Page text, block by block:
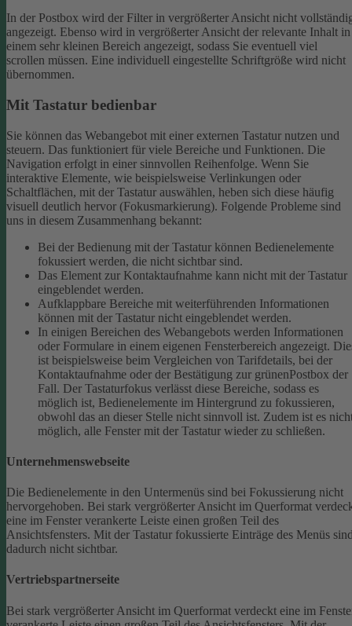
In der Postbox wird der Filter in vergrößerter Ansicht nicht
angezeigt. Ebenso wird in vergrößerter Ansicht der relevante Inhalt in
einem sehr kleinen Bereich angezeigt, sodass Sie eventuell viel
scrollen müssen. Eine individuell eingestellte Schriftgröße wird nicht
übernommen.
Mit Tastatur bedienbar
Sie können das Webangebot mit einer externen Tastatur nutzen und
steuern. Das funktioniert für viele Bereiche und Funktionen. Die
Navigation erfolgt in einer sinnvollen Reihenfolge. Wenn Sie
interaktive Elemente, wie beispielsweise Verlinkungen oder
Schaltflächen, mit der Tastatur auswählen, heben sich diese häufig
visuell deutlich hervor (Fokusmarkierung). Folgende Probleme sind
uns in diesem Zusammenhang bekannt:
Bei der Bedienung mit der Tastatur können Bedienelemente
fokussiert werden, die nicht sichtbar sind.
Das Element zur Kontaktaufnahme kann nicht mit der Tastatur
eingeblendet werden.
Aufklappbare Bereiche mit weiterführenden Informationen
können mit der Tastatur nicht eingeblendet werden.
In einigen Bereichen des Webangebots werden Informationen
oder Formulare in einem eigenen Fensterbereich angezeigt.
ist beispielsweise beim Vergleichen von Tarifdetails, bei der
Kontaktaufnahme oder der Bestätigung zur grünenPostbox der
Fall. Der Tastaturfokus verlässt diese Bereiche, sodass es
möglich ist, Bedienelemente im Hintergrund zu fokussieren,
obwohl das an dieser Stelle nicht sinnvoll ist. Zudem ist es
möglich, alle Fenster mit der Tastatur wieder zu schließen.
Unternehmenswebseite
Die Bedienelemente in den Untermenüs sind bei Fokussierung nicht
hervorgehoben. Bei stark vergrößerter Ansicht im Querformat
eine im Fenster verankerte Leiste einen großen Teil des
Ansichtsfensters. Mit der Tastatur fokussierte Einträge des Menüs
dadurch nicht sichtbar.
Vertriebspartnerseite
Bei stark vergrößerter Ansicht im Querformat verdeckt eine im